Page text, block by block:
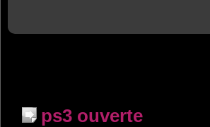
ps3 ouverte